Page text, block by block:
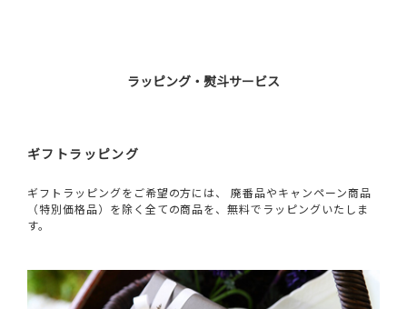
ラッピング・熨斗サービス
ギフトラッピング
ギフトラッピングをご希望の方には、 廃番品やキャンペーン商品
（特別価格品）を除く全ての商品を、無料でラッピングいたしま
す。